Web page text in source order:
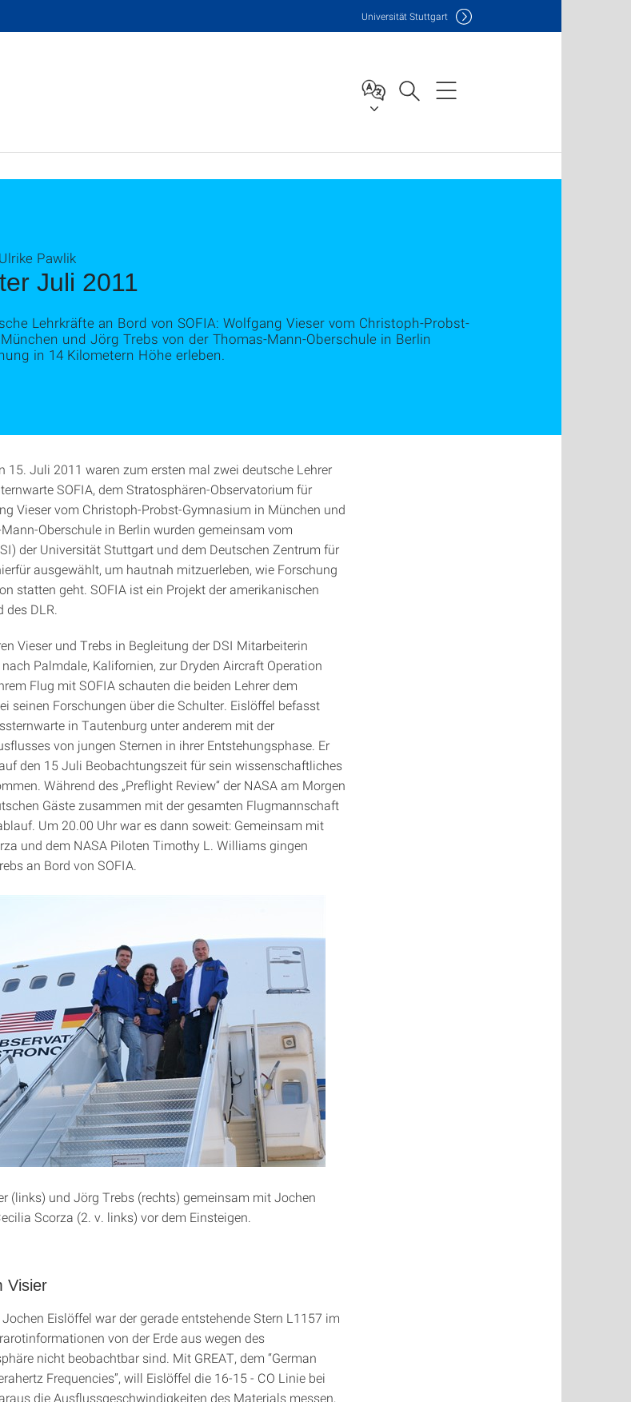
Universität Stuttgart
Juli 2011
Pawlik
Lehrkräfte an Bord von SOFIA: Wolfgang Vieser vom Christoph-Probst-
und Jörg Trebs von der Thomas-Mann-Oberschule in Berlin
in 14 Kilometern Höhe erleben.
15. Juli 2011 waren zum ersten mal zwei deutsche Lehrer
SOFIA, dem Stratosphären-Observatorium für
Vieser vom Christoph-Probst-Gymnasium in München und
Oberschule in Berlin wurden gemeinsam vom
der Universität Stuttgart und dem Deutschen Zentrum für
ausgewählt, um hautnah mitzuerleben, wie Forschung
statten geht. SOFIA ist ein Projekt der amerikanischen
DLR.
Vieser und Trebs in Begleitung der DSI Mitarbeiterin
Palmdale, Kalifornien, zur Dryden Aircraft Operation
Flug mit SOFIA schauten die beiden Lehrer dem
seinen Forschungen über die Schulter. Eislöffel befasst
in Tautenburg unter anderem mit der
von jungen Sternen in ihrer Entstehungsphase. Er
den 15 Juli Beobachtungszeit für sein wissenschaftliches
Während des „Preflight Review“ der NASA am Morgen
Gäste zusammen mit der gesamten Flugmannschaft
Um 20.00 Uhr war es dann soweit: Gemeinsam mit
und dem NASA Piloten Timothy L. Williams gingen
an Bord von SOFIA.
(links) und Jörg Trebs (rechts) gemeinsam mit Jochen
Scorza (2. v. links) vor dem Einsteigen.
Visier
Eislöffel war der gerade entstehende Stern L1157 im
von der Erde aus wegen des
nicht beobachtbar sind. Mit GREAT, dem “German
Frequencies”, will Eislöffel die 16-15 - CO Linie bei
die Ausflussgeschwindigkeiten des Materials messen,